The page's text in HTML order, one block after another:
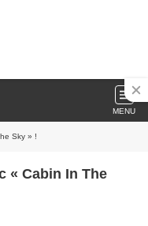
MENU
Sky » !
« Cabin In The